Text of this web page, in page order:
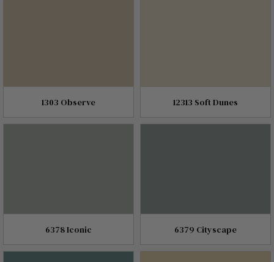
1303 Observe 12313 Soft Dunes
6378 Iconic 6379 Cityscape